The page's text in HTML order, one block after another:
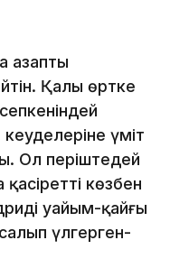
азапты
Қалың өртке
үміт
Ол періштедей
көзбен
уайым-қайғы
үлгерген-